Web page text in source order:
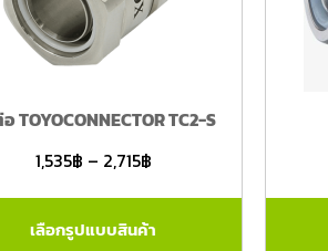
TOYOCONNECTOR TC2-S
1,535฿ – 2,715฿
เลือกรูปแบบสินค้า